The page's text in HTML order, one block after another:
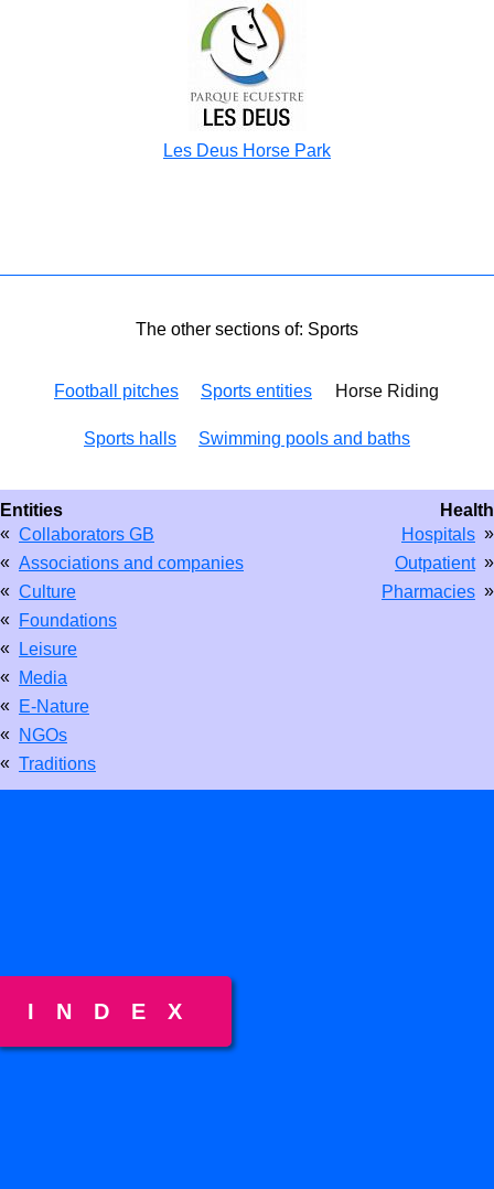
Les Deus Horse Park
The other sections of: Sports
Football pitches Sports entities Horse Riding
Sports halls Swimming pools and baths
Health
Hospitals »
Outpatient »
Pharmacies »
Entities
« Collaborators GB
« Associations and companies
« Culture
« Foundations
«
Leisure
« Media
« E-Nature
« NGOs
« Traditions
INDEX